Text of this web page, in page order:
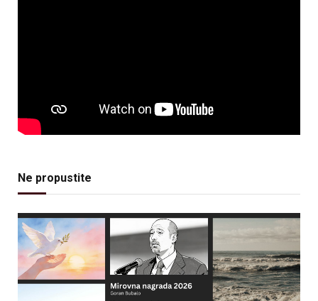
Ne propustite